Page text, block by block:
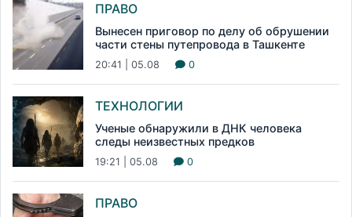
ПРАВО
Вынесен приговор по делу об обрушении
части стены путепровода в Ташкенте
20:41 | 05.08 0
ТЕХНОЛОГИИ
Ученые обнаружили в ДНК человека
следы неизвестных предков
19:21 | 05.08 0
ПРАВО